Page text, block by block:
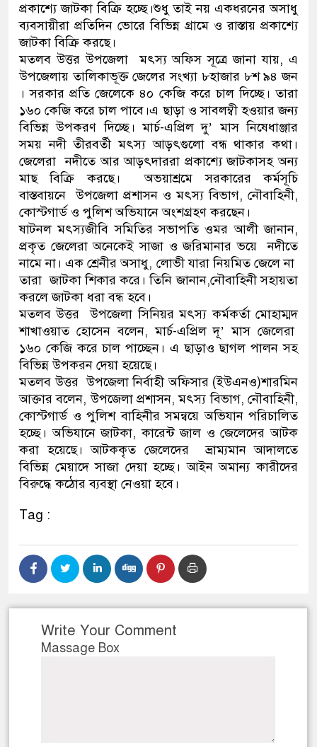
প্রকাশ্যে জাটকা বিক্রি হচ্ছে।শুধু তাই নয় একধরনের অসাধু
ব্যবসায়ীরা প্রতিদিন ভোরে বিভিন্ন গ্রামে ও রাস্তায় প্রকাশ্যে
জাটকা বিক্রি করছে।
মতলব উত্তর উপজেলা মৎস্য অফিস সূত্রে জানা যায়, এ
উপজেলায় তালিকাভূক্ত জেলের সংখ্যা ৮হাজার ৮শ ৯৪ জন
। সরকার প্রতি জেলেকে ৪০ কেজি করে চাল দিচ্ছে। তারা
১৬০ কেজি করে চাল পাবে।এ ছাড়া ও সাবলম্বী হওয়ার জন্য
বিভিন্ন উপকরণ দিচ্ছে। মার্চ-এপ্রিল দু’ মাস নিষেধাঞ্জার
সময় নদী তীরবর্তী মৎস্য আড়ৎগুলো বন্ধ থাকার কথা।
জেলেরা নদীতে আর আড়ৎদাররা প্রকাশ্যে জাটকাসহ অন্য
মাছ বিক্রি করছে। অভয়াশ্রমে সরকারের কর্মসূচি
বাস্তবায়নে উপজেলা প্রশাসন ও মৎস্য বিভাগ, নৌবাহিনী,
কোস্টগার্ড ও পুলিশ অভিযানে অংশগ্রহণ করছেন।
ষাটনল মৎস্যজীবি সমিতির সভাপতি ওমর আলী জানান,
প্রকৃত জেলেরা অনেকেই সাজা ও জরিমানার ভয়ে নদীতে
নামে না। এক শ্রেনীর অসাধু, লোভী যারা নিয়মিত জেলে না
তারা জাটকা শিকার করে। তিনি জানান,নৌবাহিনী সহায়তা
করলে জাটকা ধরা বন্ধ হবে।
মতলব উত্তর উপজেলা সিনিয়র মৎস্য কর্মকর্তা মোহাম্মদ
শাখাওয়াত হোসেন বলেন, মার্চ-এপ্রিল দূ’ মাস জেলেরা
১৬০ কেজি করে চাল পাচ্ছেন। এ ছাড়াও ছাগল পালন সহ
বিভিন্ন উপকরন দেয়া হয়েছে।
মতলব উত্তর উপজেলা নির্বাহী অফিসার (ইউএনও)শারমিন
আক্তার বলেন, উপজেলা প্রশাসন, মৎস্য বিভাগ, নৌবাহিনী,
কোস্টগার্ড ও পুলিশ বাহিনীর সমন্বয়ে অভিযান পরিচালিত
হচ্ছে। অভিযানে জাটকা, কারেন্ট জাল ও জেলেদের আটক
করা হয়েছে। আটককৃত জেলেদের ভ্রাম্যমান আদালতে
বিভিন্ন মেয়াদে সাজা দেয়া হচ্ছে। আইন অমান্য কারীদের
বিরুদ্ধে কঠোর ব্যবস্থা নেওয়া হবে।
Tag :
Write Your Comment
Massage Box